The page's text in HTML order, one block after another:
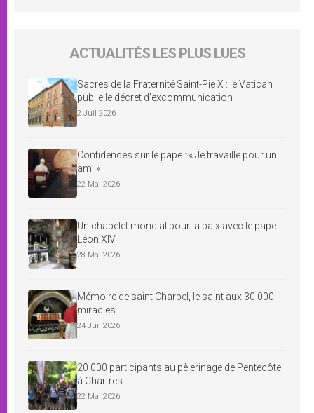
ACTUALITÉS LES PLUS LUES
Sacres de la Fraternité Saint-Pie X : le Vatican
publie le décret d’excommunication
2 Juil 2026
Confidences sur le pape : « Je travaille pour un
ami »
22 Mai 2026
Un chapelet mondial pour la paix avec le pape
Léon XIV
28 Mai 2026
Mémoire de saint Charbel, le saint aux 30 000
miracles
24 Juil 2026
20 000 participants au pèlerinage de Pentecôte
à Chartres
22 Mai 2026